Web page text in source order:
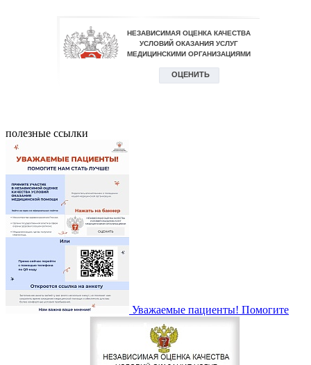
полезные ссылки
Уважаемые пациенты! Помогите